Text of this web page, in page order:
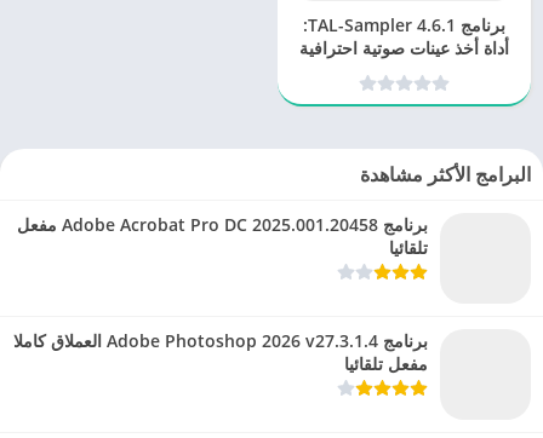
برنامج TAL-Sampler 4.6.1:
أداة أخذ عينات صوتية احترافية
البرامج الأكثر مشاهدة
برنامج Adobe Acrobat Pro DC 2025.001.20458 مفعل
تلقائيا
برنامج Adobe Photoshop 2026 v27.3.1.4 العملاق كاملا
مفعل تلقائيا